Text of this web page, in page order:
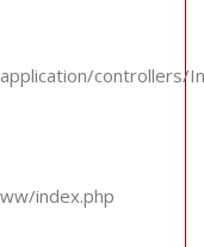
controllers/
index.php